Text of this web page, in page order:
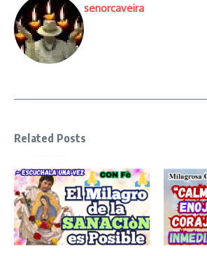
senorcaveira
Related Posts